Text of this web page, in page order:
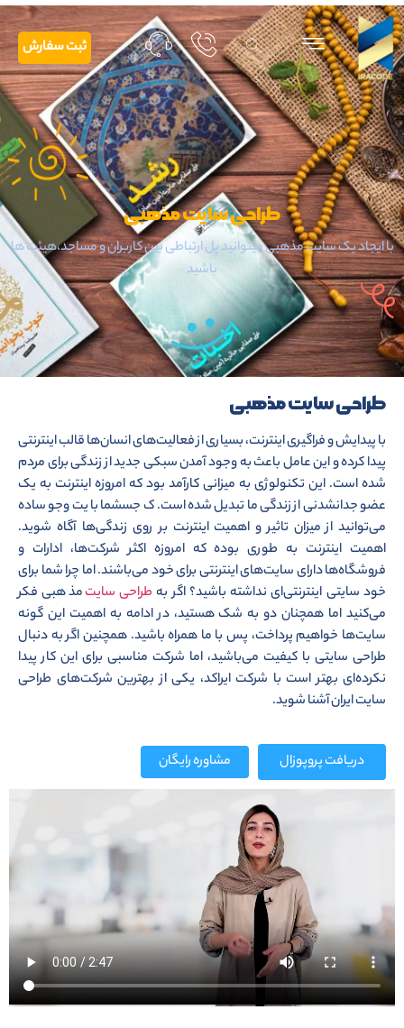
ثبت سفارش
طراحی سایت مذهبی
با ایجاد یک سایت مذهبی میتوانید پل ارتباطی بین کاربران و مساجد،هیئت ها
باشید
طراحی سایت مذهبی
با پیدایش و فراگیری اینترنت، بسیاری از فعالیت‌های انسان‌ها قالب اینترنتی
پیدا کرده و این عامل باعث به وجود آمدن سبکی جدید از زندگی برای مردم
شده است. این تکنولوژی به میزانی کارآمد بود که امروزه اینترنت به یک
عضو جدانشدنی از زندگی ما تبدیل شده است. ک جسشما با یت وجو ساده
می‌توانید از میزان تاثیر و اهمیت اینترنت بر روی زندگی‌ها آگاه شوید.
اهمیت اینترنت به طوری بوده که امروزه اکثر شرکت‌ها، ادارات و
فروشگاه‌ها دارای سایت‌های اینترنتی برای خود می‌باشند. اما چرا شما برای
خود سایتی اینترنتی‌ای نداشته باشید؟ اگر به طراحی سایتمذهبی فکر
می‌کنید اما همچنان دو به شک هستید، در ادامه به اهمیت این گونه
سایت‌ها خواهیم پرداخت، پس با ما همراه باشید. همچنین اگر به دنبال
طراحی سایتی با کیفیت می‌باشید، اما شرکت مناسبی برای این کار پیدا
نکرده‌ای بهتر است با شرکت ایراکد، یکی از بهترین شرکت‌های طراحی
سایت ایران آشنا شوید.
دریافت پروپوزال مشاوره رایگان